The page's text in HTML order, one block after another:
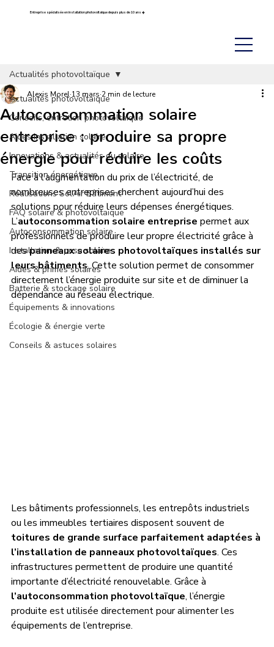
Entreprise spécialisée en installation photovoltaïque depuis plus de 10 ans ☀️
Actualités photovoltaïque
Conseils, entretien photovoltaïque
Aides installation solaire
Innovations & actualités du solaire
Transition énergétique
Réalisations Sol’Air Bâtiment
FAQ solaire & photovoltaïque
Autoconsommation solaire
Installation & pose solaire
Aides & primes solaires
Batterie & stockage solaire
Équipements & innovations
Écologie & énergie verte
Conseils & astuces solaires
Actualités photovoltaïque
Autoconsommation solaire
entreprise : produire sa propre
énergie pour réduire les coûts
Alexis Morel 13 mars 2 min de lecture
Face à l’augmentation du prix de l’électricité, de
nombreuses entreprises cherchent aujourd’hui des
solutions pour réduire leurs dépenses énergétiques.
L’autoconsommation solaire entreprise permet aux
professionnels de produire leur propre électricité grâce à
des panneaux solaires photovoltaïques installés sur
leurs bâtiments. Cette solution permet de consommer
directement l’énergie produite sur site et de diminuer la
dépendance au réseau électrique.
Les bâtiments professionnels, les entrepôts industriels
ou les immeubles tertiaires disposent souvent de
toitures de grande surface parfaitement adaptées à
l’installation de panneaux photovoltaïques. Ces
infrastructures permettent de produire une quantité
importante d’électricité renouvelable. Grâce à
l’autoconsommation photovoltaïque, l’énergie
produite est utilisée directement pour alimenter les
équipements de l’entreprise.